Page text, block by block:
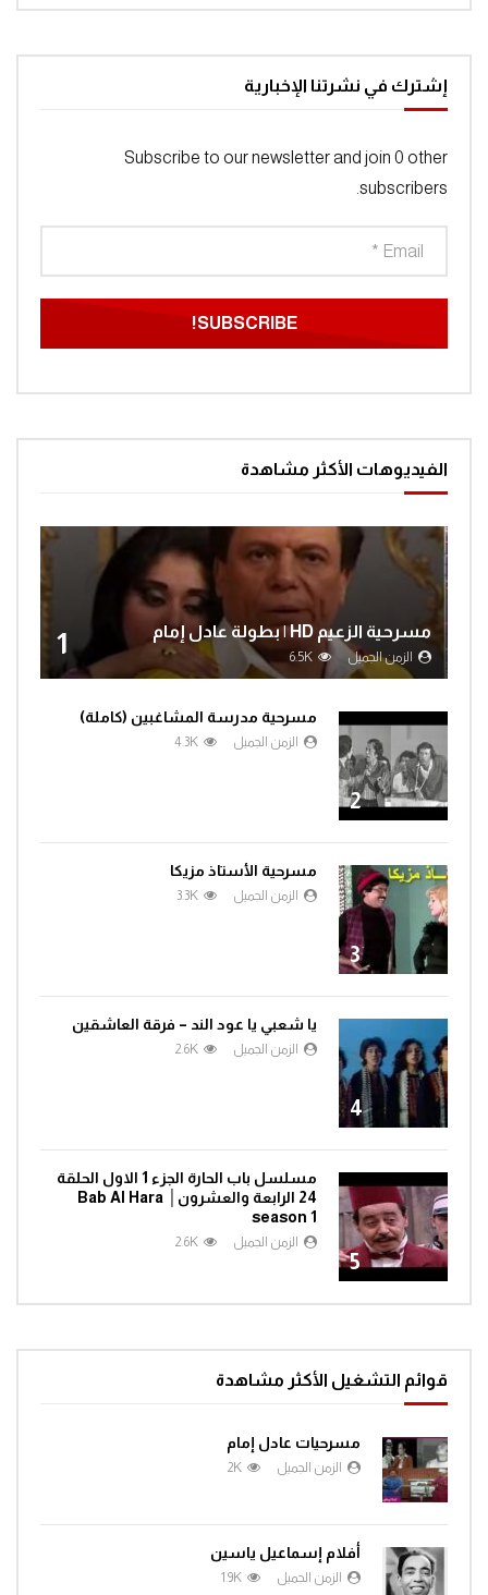
إشترك في نشرتنا الإخبارية
Subscribe to our newsletter and join 0 other
subscribers.
الفيديوهات الأكثر مشاهدة
1 مسرحية الزعيم HD | بطولة عادل إمام
الزمن الجميل 6.5K
2
مسرحية مدرسة المشاغبين (كاملة)
الزمن الجميل 4.3K
3
مسرحية الأستاذ مزيكا
الزمن الجميل 3.3K
4
يا شعبي يا عود الند – فرقة العاشقين
الزمن الجميل 2.6K
5
مسلسل باب الحارة الجزء 1 الاول الحلقة
24 الرابعة والعشرون│ Bab Al Hara
season 1
الزمن الجميل 2.6K
قوائم التشغيل الأكثر مشاهدة
مسرحيات عادل إمام
الزمن الجميل 2K
أفلام إسماعيل ياسين
الزمن الجميل 1.9K